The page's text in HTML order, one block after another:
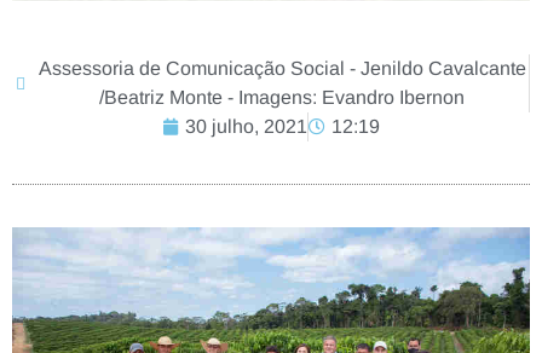
Assessoria de Comunicação Social - Jenildo Cavalcante
/Beatriz Monte - Imagens: Evandro Ibernon
30 julho, 2021
12:19